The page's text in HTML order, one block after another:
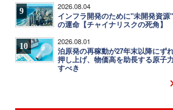
9 2026.08.04
インフラ開発のために"未開発資
の運命【チャイナリスクの死角】
10 2026.08.01
泊原発の再稼動が27年末以降にず
押し上げ、物価高を助長する原子
すべき